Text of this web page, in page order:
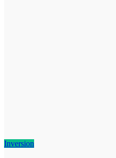
Inversion